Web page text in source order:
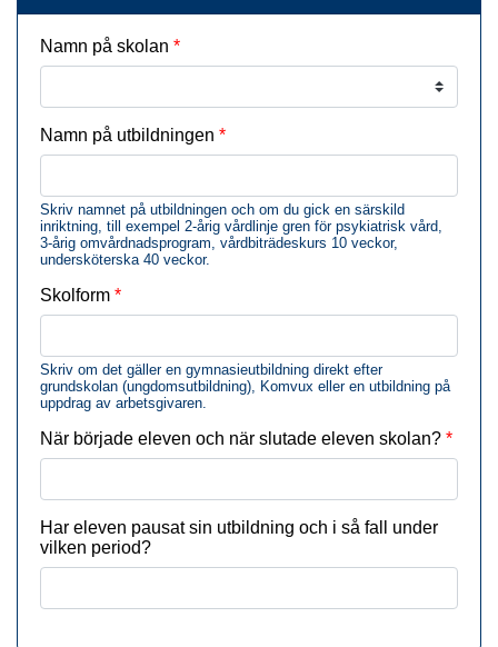
Namn på skolan
Namn på utbildningen
Skriv namnet på utbildningen och om du gick en särskild
inriktning, till exempel 2-årig vårdlinje gren för psykiatrisk vård,
3-årig omvårdnadsprogram, vårdbiträdeskurs 10 veckor,
undersköterska 40 veckor.
Skolform
Skriv om det gäller en gymnasieutbildning direkt efter
grundskolan (ungdomsutbildning), Komvux eller en utbildning på
uppdrag av arbetsgivaren.
När började eleven och när slutade eleven skolan?
Har eleven pausat sin utbildning och i så fall under
vilken period?